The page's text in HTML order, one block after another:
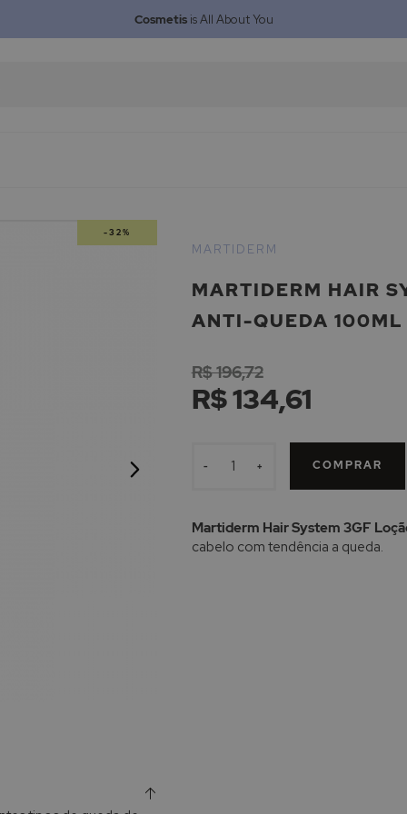
Cosmetisis All About You
-32%
MARTIDERM HAIR
ANTI-QUEDA 100ML
MARTIDERM
R$ 134,61
R$ 196,72
- + COMPRAR
Martiderm Hair System 3GF
cabelo com tendência a queda.